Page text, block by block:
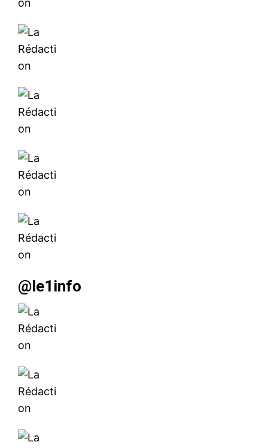
@le1info